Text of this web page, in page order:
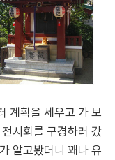
계획을 세우고 가 보
시회를 구경하러 갔
알고봤더니 꽤나 유